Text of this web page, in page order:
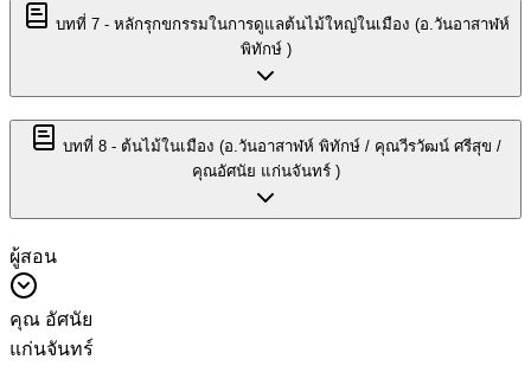
บทที่ 7- หลักรุกขกรรมในการดูแลต้นไม้ใหญ่ในเมือง (อ.วันอาสาฬห์
พิทักษ์ )
บทที่ 8 - ต้นไม้ในเมือง (อ.วันอาสาฬห์ พิทักษ์ / คุณวีรวัฒน์ ศรีสุข /
คุณอัศนัย แก่นจันทร์ )
ผู้สอน
คุณ อัศนัย
แก่นจันทร์